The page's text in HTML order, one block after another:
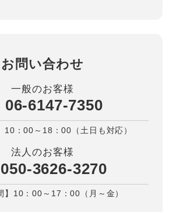
お問い合わせ
一般のお客様
06-6147-7350
10：00～18：00（土日も対応）
法人のお客様
050-3626-3270
】10：00～17：00（月～金）